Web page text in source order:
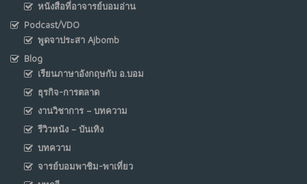
หนังสือที่อาจารย์บอมอ่าน
Podcast/VDO
พูดจาประสา Ajbomb
Blog
เรียนภาษาอังกฤษกับ อ.บอม
ธุรกิจ-การตลาด
งานวิชาการ – บทความ
รีวิวหนัง – บันเทิง
บทความ
จารย์บอมพาชิม-พาเที่ยว